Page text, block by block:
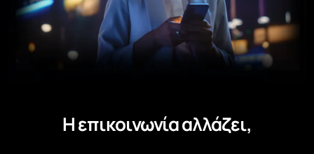
Η επικοινωνία αλλάζει,